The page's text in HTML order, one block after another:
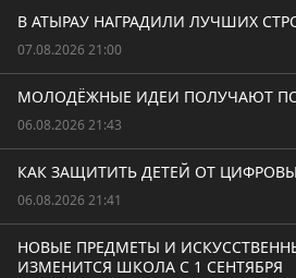
В АТЫРАУ НАГРАДИЛИ ЛУЧШИХ
07.08.2026 21:00
МОЛОДЁЖНЫЕ ИДЕИ ПОЛУЧАЮТ
06.08.2026 21:43
КАК ЗАЩИТИТЬ ДЕТЕЙ ОТ
06.08.2026 21:41
НОВЫЕ ПРЕДМЕТЫ И
ИЗМЕНИТСЯ ШКОЛА С 1 СЕНТЯБРЯ